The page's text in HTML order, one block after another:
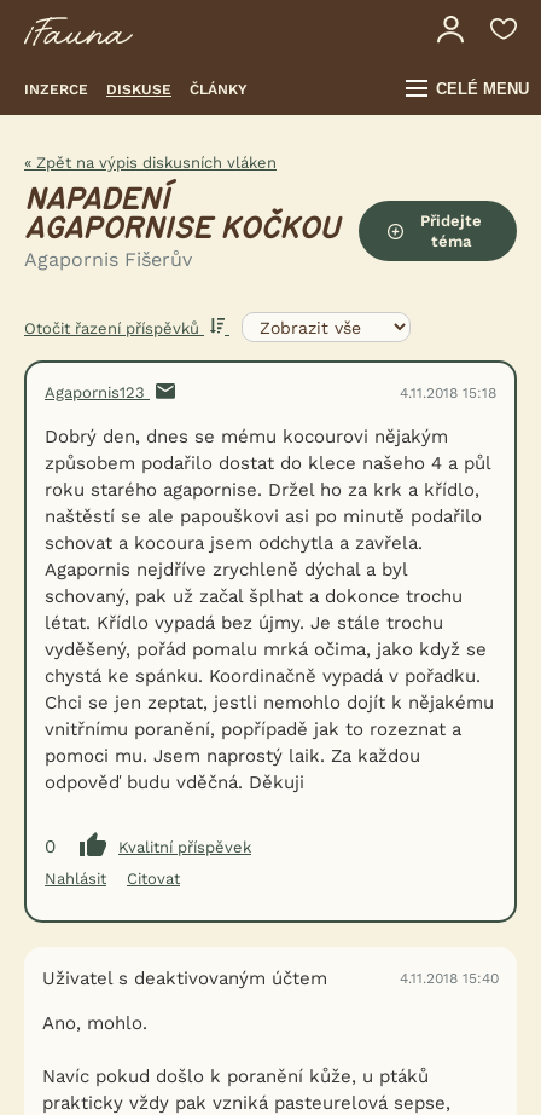
INZERCE DISKUSE ČLÁNKY CELÉ MENU
« Zpět na výpis diskusních vláken
NAPADENÍ
AGAPORNISE KOČKOU
Agapornis Fišerův
Přidejte
téma
Otočit řazení příspěvků
Agapornis123 4.11.2018 15:18
Dobrý den, dnes se mému kocourovi nějakým
způsobem podařilo dostat do klece našeho 4 a půl
roku starého agapornise. Držel ho za krk a křídlo,
naštěstí se ale papouškovi asi po minutě podařilo
schovat a kocoura jsem odchytla a zavřela.
Agapornis nejdříve zrychleně dýchal a byl
schovaný, pak už začal šplhat a dokonce trochu
létat. Křídlo vypadá bez újmy. Je stále trochu
vyděšený, pořád pomalu mrká očima, jako když se
chystá ke spánku. Koordinačně vypadá v pořadku.
Chci se jen zeptat, jestli nemohlo dojít k nějakému
vnitřnímu poranění, popřípadě jak to rozeznat a
pomoci mu. Jsem naprostý laik. Za každou
odpověď budu vděčná. Děkuji
0
Kvalitní příspěvek
Nahlásit
Citovat
Uživatel s deaktivovaným účtem 4.11.2018 15:40
Ano, mohlo.
Navíc pokud došlo k poranění kůže, u ptáků
prakticky vždy pak vzniká pasteurelová sepse,